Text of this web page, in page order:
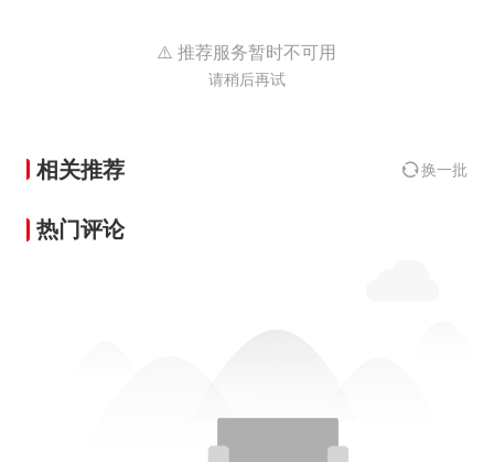
⚠️ 推荐服务暂时不可用
请稍后再试
相关推荐 换一批
热门评论